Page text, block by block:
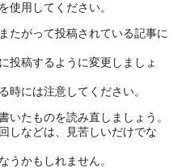
使用してください。
たがって投稿されている記事に
投稿するように変更しましょ
時には注意してください。
たものを読み直しましょう。
しなどは、見苦しいだけでな
うかもしれません。